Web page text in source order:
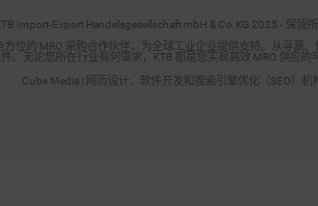
Import-Export Handelsgesellschaft mbH & Co.KG 2025 - 保留所
方位的 MRO 采购合作伙伴，为全球工业企业提供支持。从寻
。无论您所在行业有何需求，KTB 都是您实现高效 MRO 供应的
Cube Media | 网页设计、软件开发和搜索引擎优化（SEO）机